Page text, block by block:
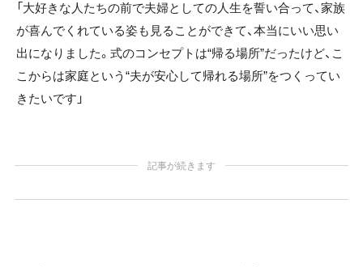
「大好きな人たちの前で夫婦としての人生を誓い合って、家族
が喜んでくれている姿も見ることができて、本当にいい思い
出になりました。式のコンセプトは“帰る場所”だったけど、こ
こからは家庭という“夫が安心して帰れる場所”をつくってい
きたいです」
記事が続きます